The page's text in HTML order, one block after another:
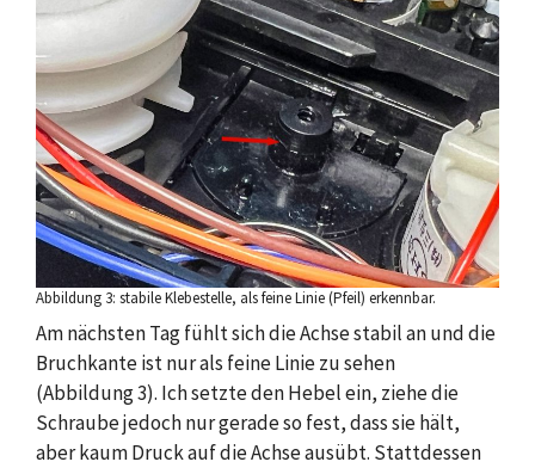
Abbildung 3: stabile Klebestelle, als feine Linie (Pfeil) erkennbar.
Am nächsten Tag fühlt sich die Achse stabil an und die
Bruchkante ist nur als feine Linie zu sehen
(Abbildung 3). Ich setzte den Hebel ein, ziehe die
Schraube jedoch nur gerade so fest, dass sie hält,
aber kaum Druck auf die Achse ausübt. Stattdessen